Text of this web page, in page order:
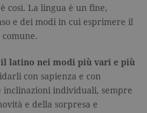
così. La lingua è un fine,
e dei modi in cui esprimere il
latino nei modi più vari e più
con sapienza e con
inclinazioni individuali, sempre
e della sorpresa e